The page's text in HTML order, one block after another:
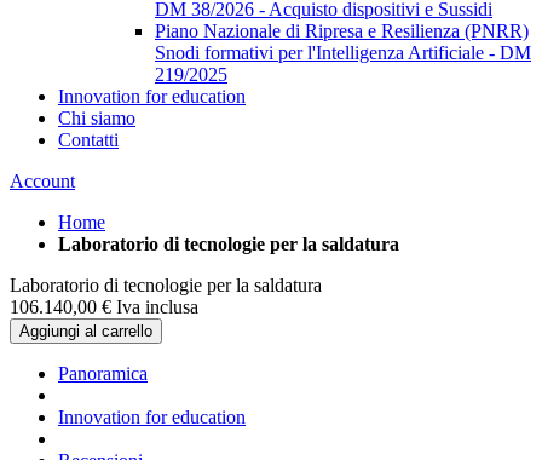
DM 38/2026 - Acquisto dispositivi e Sussidi
Piano Nazionale di Ripresa e Resilienza (PNRR)
Snodi formativi per l'Intelligenza Artificiale - DM
219/2025
Innovation for education
Chi siamo
Contatti
Account
Home
Laboratorio di tecnologie per la saldatura
Laboratorio di tecnologie per la saldatura
106.140,00 € Iva inclusa
Aggiungi al carrello
Panoramica
Innovation for education